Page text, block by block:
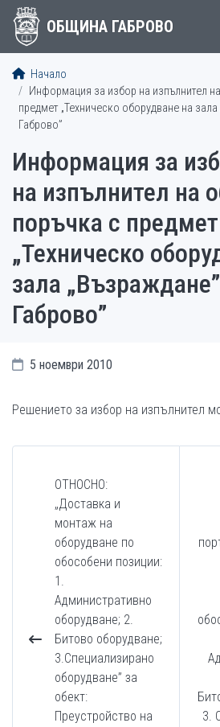
ОБЩИНА ГАБРОВО
Начало
Информация за избор на изпълнител
предмет „Техническо оборудване на зала
Габрово”
Информация за
на изпълнител на
поръчка с предмет
„Техническо
зала
Габрово”
5 ноември 2010
Решението за избор на изпълнител
ОТНОСНО:
„Доставка и
монтаж на
оборудване по
обособени позиции:
1.
Административно
оборудване; 2.
Битово оборудване;
3.Специализирано
оборудване” за
обект:
Преустройство на
3.